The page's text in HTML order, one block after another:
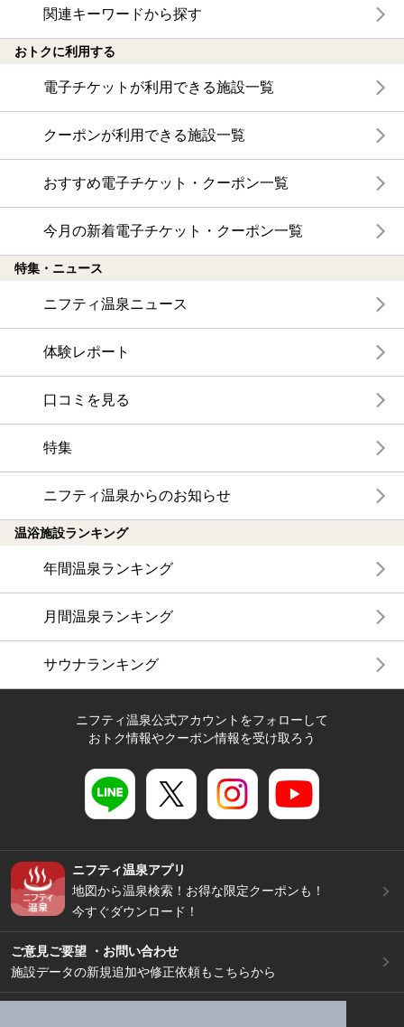
関連キーワードから探す
おトクに利用する
電子チケットが利用できる施設一覧
クーポンが利用できる施設一覧
おすすめ電子チケット・クーポン一覧
今月の新着電子チケット・クーポン一覧
特集・ニュース
ニフティ温泉ニュース
体験レポート
口コミを見る
特集
ニフティ温泉からのお知らせ
温浴施設ランキング
年間温泉ランキング
月間温泉ランキング
サウナランキング
ニフティ温泉公式アカウントをフォローして
おトク情報やクーポン情報を受け取ろう
ニフティ温泉アプリ
地図から温泉検索！お得な限定クーポンも！
今すぐダウンロード！
ご意見ご要望 ・お問い合わせ
施設データの新規追加や修正依頼もこちらから